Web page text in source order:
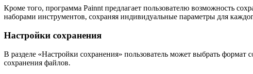
Кроме того, программа Painnt предлагает пользователю возможность
наборами инструментов, сохраняя индивидуальные параметры для
Настройки сохранения
В разделе «Настройки сохранения» пользователь может выбрать формат
сохранения файлов.